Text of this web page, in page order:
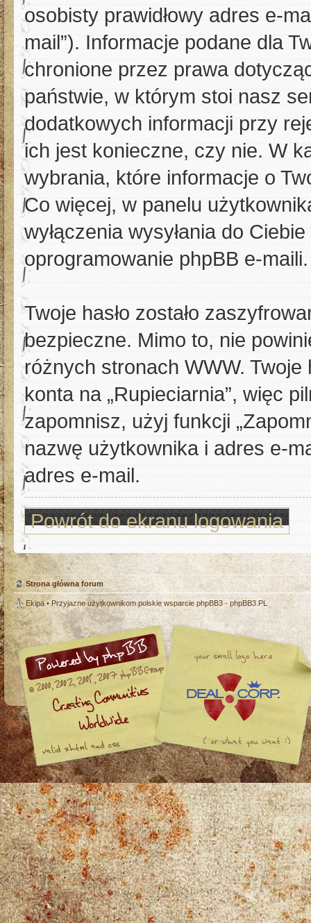
osobisty prawidłowy adres e-
mail”). Informacje podane dla
chronione przez prawa
państwie, w którym stoi nasz
dodatkowych informacji przy
ich jest konieczne, czy nie. W
wybrania, które informacje o
Co więcej, w panelu
wyłączenia wysyłania do
oprogramowanie phpBB e-maili.
Twoje hasło zostało
bezpieczne. Mimo to, nie
różnych stronach WWW. Twoje
konta na „Rupieciarnia”, więc
zapomnisz, użyj funkcji
nazwę użytkownika i adres e-
adres e-mail.
Powrót do ekranu logowania
Strona główna forum
Ekipa• Przyjazne użytkownikom polskie wsparcie phpBB3 - phpBB3.PL